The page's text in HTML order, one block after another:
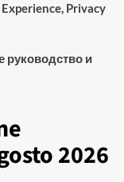
Privacy
руководство и
2026